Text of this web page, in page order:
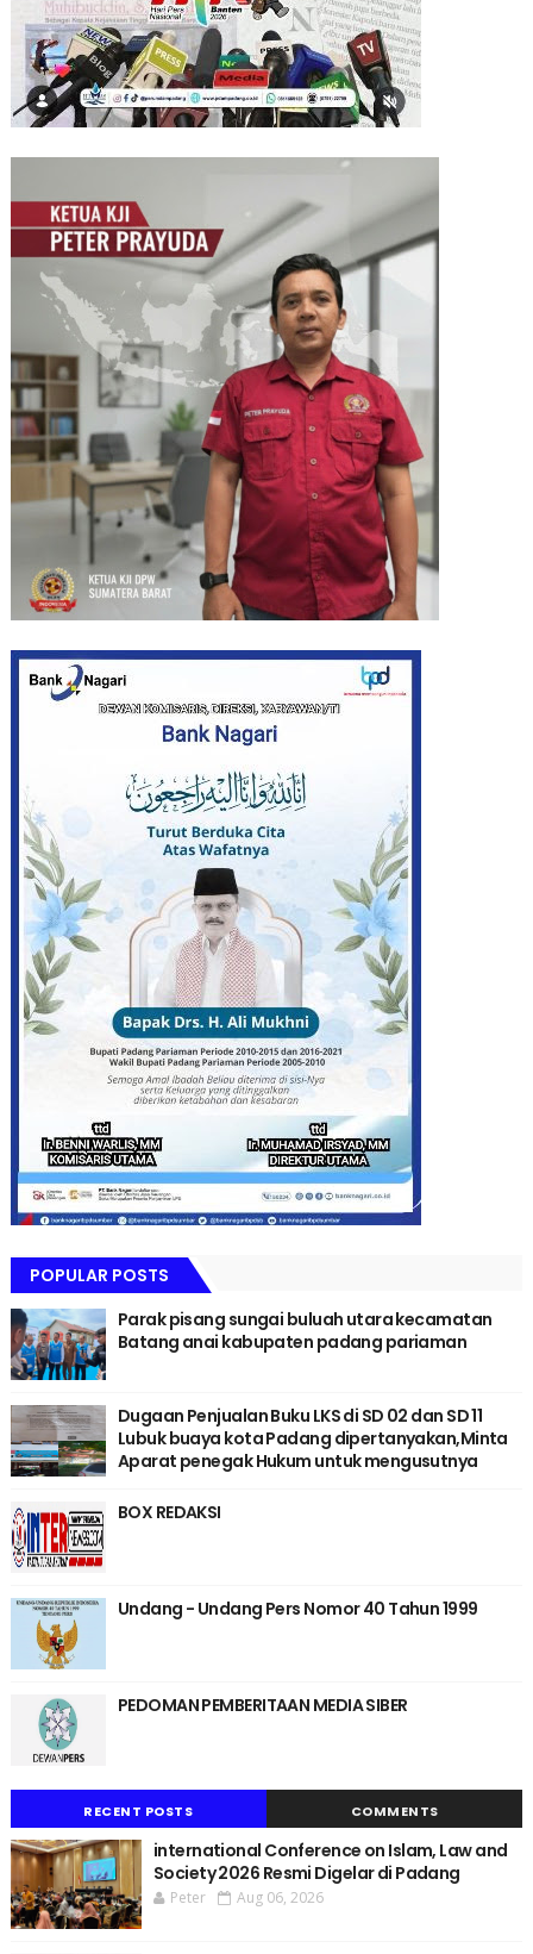
POPULAR POSTS
Parak pisang sungai buluah utara kecamatan
Batang anai kabupaten padang pariaman
Dugaan Penjualan Buku LKS di SD 02 dan SD 11
Lubuk buaya kota Padang dipertanyakan,Minta
Aparat penegak Hukum untuk mengusutnya
BOX REDAKSI
Undang - Undang Pers Nomor 40 Tahun 1999
PEDOMAN PEMBERITAAN MEDIA SIBER
RECENT POSTS COMMENTS
international Conference on Islam, Law and
Society 2026 Resmi Digelar di Padang
Peter Aug 06, 2026